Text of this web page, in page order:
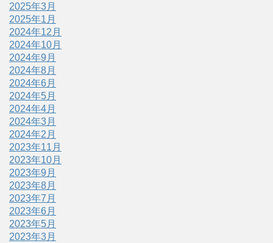
2025年3月
2025年1月
2024年12月
2024年10月
2024年9月
2024年8月
2024年6月
2024年5月
2024年4月
2024年3月
2024年2月
2023年11月
2023年10月
2023年9月
2023年8月
2023年7月
2023年6月
2023年5月
2023年3月